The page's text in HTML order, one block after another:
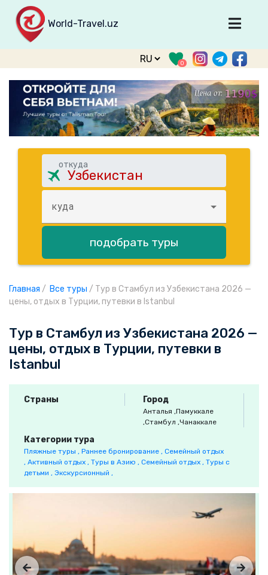
World-Travel.uz
Главная
Направления
Туры
Тур. фирмы
Табло прилета
О проекте
0
откуда
куда
подобрать туры
Главная / Все туры / Тур в Стамбул из Узбекистана 2026 —
цены, отдых в Турции, путевки в Istanbul
Тур в Стамбул из Узбекистана 2026 —
цены, отдых в Турции, путевки в
Istanbul
Страны Город
Анталья ,Памуккале
,Стамбул ,Чанаккале
Категории тура
Пляжные туры , Раннее бронирование , Семейный отдых
, Активный отдых , Туры в Азию , Семейный отдых , Туры с
детьми , Экскурсионный ,